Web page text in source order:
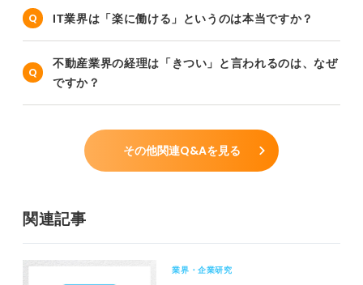
IT業界は「楽に働ける」というのは本当ですか？
不動産業界の経理は「きつい」と言われるのは、なぜ
ですか？
その他関連Q&Aを見る
関連記事
業界・企業研究